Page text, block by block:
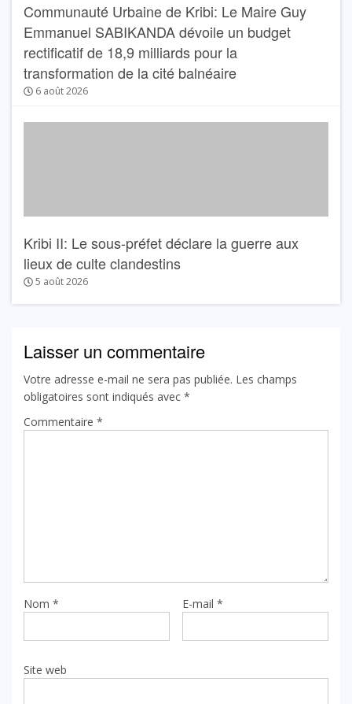
Communauté Urbaine de Kribi: Le Maire Guy
Emmanuel SABIKANDA dévoile un budget
rectificatif de 18,9 milliards pour la
transformation de la cité balnéaire
6 août 2026
Kribi II: Le sous-préfet déclare la guerre aux
lieux de culte clandestins
5 août 2026
Laisser un commentaire
Votre adresse e-mail ne sera pas publiée. Les champs
obligatoires sont indiqués avec *
Commentaire *
Nom * E-mail *
Site web